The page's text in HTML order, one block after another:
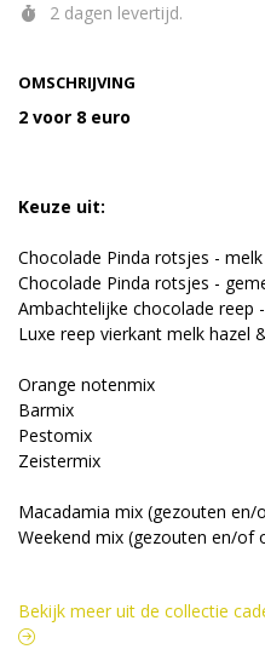
OMSCHRIJVING
2 voor 8 euro
Keuze uit:
Chocolade Pinda rotsjes - melk
Chocolade Pinda rotsjes -
Ambachtelijke chocolade reep
Luxe reep vierkant melk hazel
Orange notenmix
Barmix
Pestomix
Zeistermix
Macadamia mix (gezouten en/
Weekend mix (gezouten en/of
2 dagen levertijd.
Bekijk meer uit de collectie